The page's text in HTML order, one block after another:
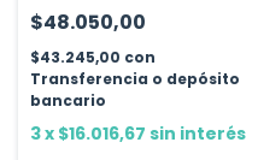
$48.050,00
$43.245,00 con
Transferencia o depósito
bancario
3x $16.016,67 sin interés